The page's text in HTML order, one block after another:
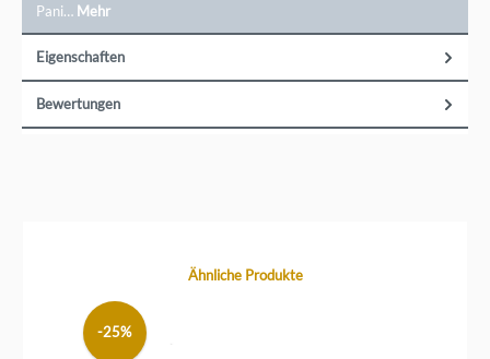
Pani… Mehr
Eigenschaften
Bewertungen
Produktgalerie überspringenÄhnliche Produkte
-25%